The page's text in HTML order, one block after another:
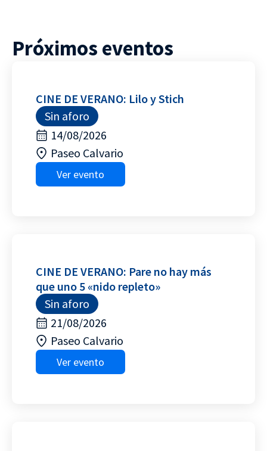
Próximos eventos
CINE DE VERANO: Lilo y Stich
Sin aforo
14/08/2026
Paseo Calvario
Ver evento
CINE DE VERANO: Pare no hay más
que uno 5 «nido repleto»
Sin aforo
21/08/2026
Paseo Calvario
Ver evento